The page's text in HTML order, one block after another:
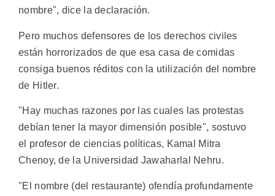
nombre", dice la declaración.
Pero muchos defensores de los derechos civiles
están horrorizados de que esa casa de comidas
consiga buenos réditos con la utilización del nombre
de Hitler.
"Hay muchas razones por las cuales las protestas
debían tener la mayor dimensión posible", sostuvo
el profesor de ciencias políticas, Kamal Mitra
Chenoy, de la Universidad Jawaharlal Nehru.
"El nombre (del restaurante) ofendía profundamente